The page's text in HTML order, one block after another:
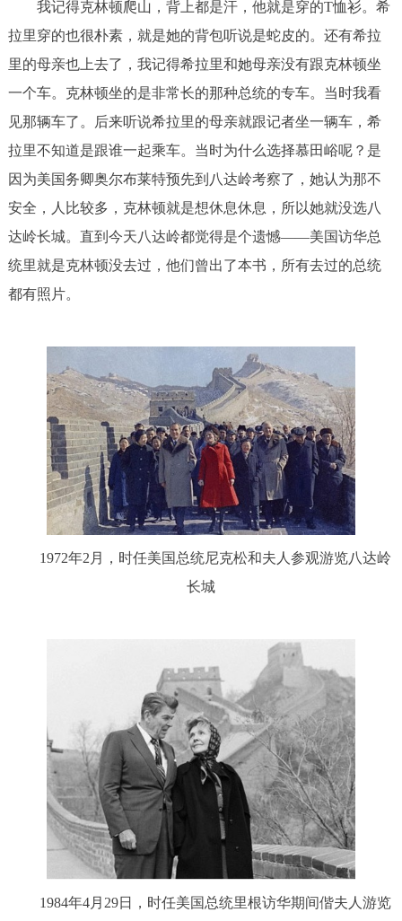
我记得克林顿爬山，背上都是汗，他就是穿的T恤衫。希
拉里穿的也很朴素，就是她的背包听说是蛇皮的。还有希拉
里的母亲也上去了，我记得希拉里和她母亲没有跟克林顿坐
一个车。克林顿坐的是非常长的那种总统的专车。当时我看
见那辆车了。后来听说希拉里的母亲就跟记者坐一辆车，希
拉里不知道是跟谁一起乘车。当时为什么选择慕田峪呢？是
因为美国务卿奥尔布莱特预先到八达岭考察了，她认为那不
安全，人比较多，克林顿就是想休息休息，所以她就没选八
达岭长城。直到今天八达岭都觉得是个遗憾——美国访华总
统里就是克林顿没去过，他们曾出了本书，所有去过的总统
都有照片。
1972年2月，时任美国总统尼克松和夫人参观游览八达岭
长城
1984年4月29日，时任美国总统里根访华期间偕夫人游览